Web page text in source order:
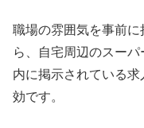
職場の雰囲気を事前
ら、自宅周辺のスー
内に掲示されている
効です。